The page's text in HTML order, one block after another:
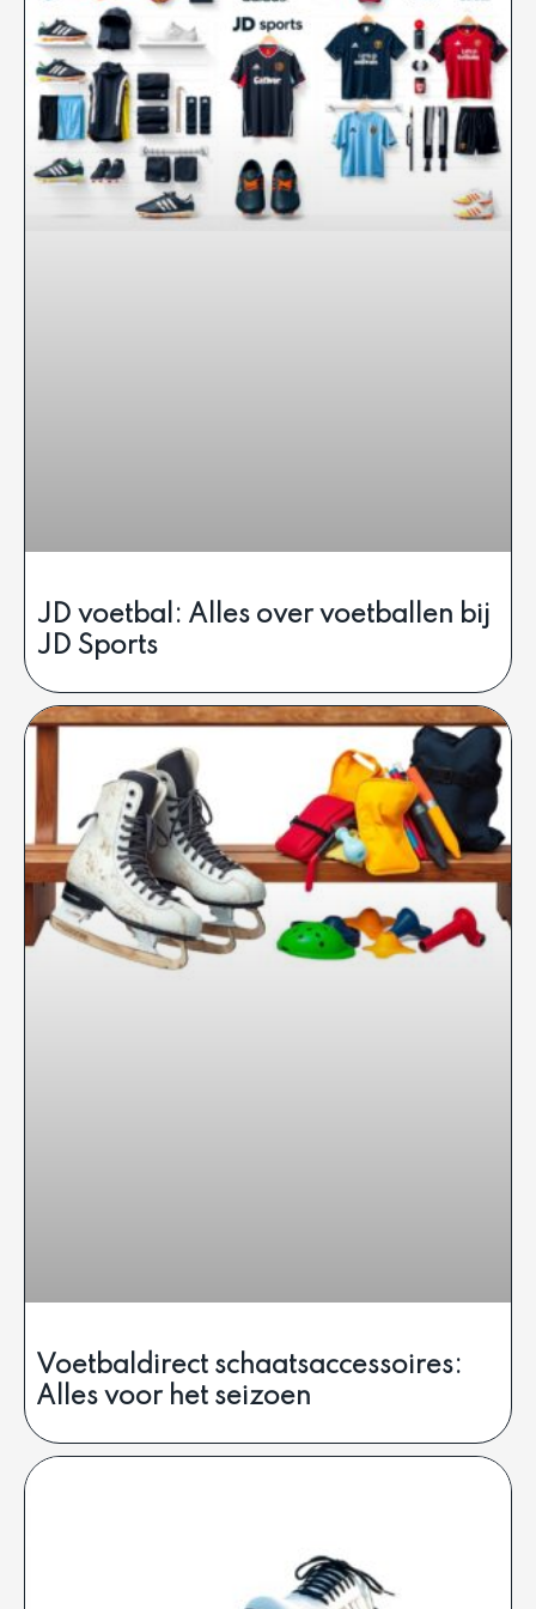
JD voetbal: Alles over voetballen bij
JD Sports
Voetbaldirect schaatsaccessoires:
Alles voor het seizoen